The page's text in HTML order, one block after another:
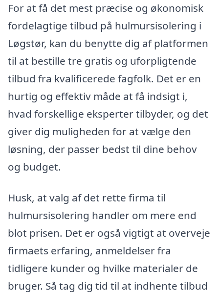
For at få det mest præcise og økonomisk
fordelagtige tilbud på hulmursisolering i
Løgstør, kan du benytte dig af platformen
til at bestille tre gratis og uforpligtende
tilbud fra kvalificerede fagfolk. Det er en
hurtig og effektiv måde at få indsigt i,
hvad forskellige eksperter tilbyder, og det
giver dig muligheden for at vælge den
løsning, der passer bedst til dine behov
og budget.
Husk, at valg af det rette firma til
hulmursisolering handler om mere end
blot prisen. Det er også vigtigt at overveje
firmaets erfaring, anmeldelser fra
tidligere kunder og hvilke materialer de
bruger. Så tag dig tid til at indhente tilbud